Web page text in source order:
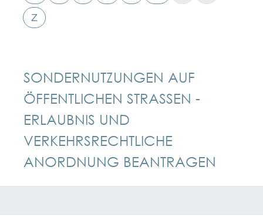
Z
SONDERNUTZUNGEN AUF
ÖFFENTLICHEN STRASSEN - E
RLAUBNIS UND V
ERKEHRSRECHTLICHE A
NORDNUNG BEANTRAGEN